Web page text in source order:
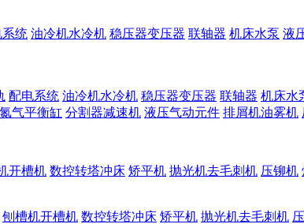
统 油冷机水冷机 稳压器变压器 联轴器 机床水泵 液
配电系统 油冷机水冷机 稳压器变压器 联轴器 机床水
气平衡缸 分割器减速机 液压气动元件 排屑机油雾机
开槽机 数控转塔冲床 矫平机 抛光机去毛刺机 压铆机
刨槽机开槽机 数控转塔冲床 矫平机 抛光机去毛刺机